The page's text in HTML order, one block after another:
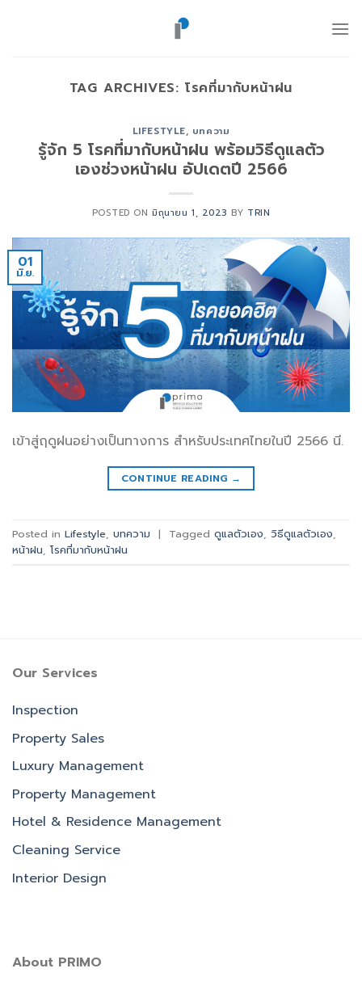
TAG ARCHIVES: โรคที่มากับหน้าฝน
LIFESTYLE, บทความ
รู้จัก 5 โรคที่มากับหน้าฝน พร้อมวิธีดูแลตัว
เองช่วงหน้าฝน อัปเดตปี 2566
POSTED ONมิถุนายน 1, 2023 BY TRIN
01
มิ.ย.
เข้าสู่ฤดูฝนอย่างเป็นทางการ สำหรับประเทศไทยในปี 2566 นี.
CONTINUE READING →
Posted in Lifestyle บทความ | Tagged ดูแลตัวเอง วิธีดูแลตัวเอง
หน้าฝน โรคที่มากับหน้าฝน
Our Services
Inspection
Property Sales
Luxury Management
Property Management
Hotel & Residence Management
Cleaning Service
Interior Design
About PRIMO